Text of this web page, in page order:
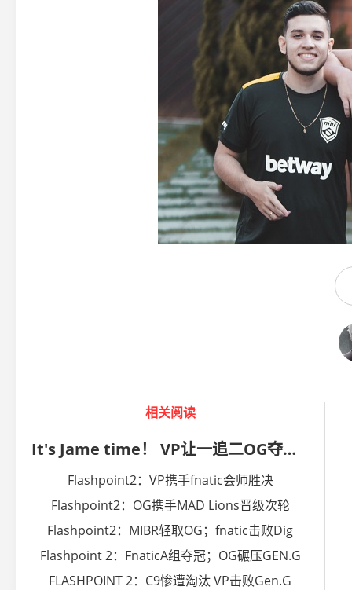
相关阅读
It's Jame time！ VP让一追二OG夺得冠军
Flashpoint2：VP携手fnatic会师胜决
Flashpoint2：OG携手MAD Lions晋级次轮
Flashpoint2：MIBR轻取OG；fnatic击败Dig
Flashpoint 2：FnaticA组夺冠；OG碾压GEN.G
FLASHPOINT 2：C9惨遭淘汰 VP击败Gen.G